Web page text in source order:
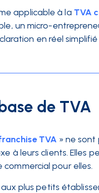
applicable à la TVA
un micro-
en réel
de TVA
TVA » ne
à leurs clients. Elles
pour elles.
plus petits